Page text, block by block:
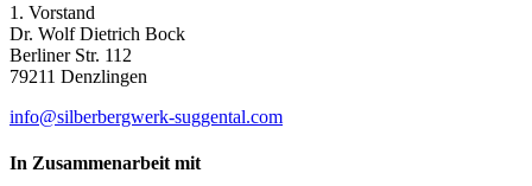
1. Vorstand
Dr. Wolf Dietrich Bock
Berliner Str. 112
79211 Denzlingen
info@silberbergwerk-suggental.com
In Zusammenarbeit mit